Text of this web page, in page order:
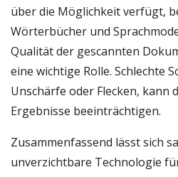
über die Möglichkeit verfügt,
Wörterbücher und
Qualität der gescannten
eine wichtige Rolle. Schlechte
Unschärfe oder Flecken, kann
Ergebnisse beeinträchtigen.
Zusammenfassend lässt sich
unverzichtbare Technologie